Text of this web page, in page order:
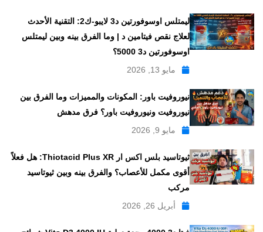
ليمتلس اوسوفورتين د3 لايبو-ك2: التقنية الأحدث
لعلاج نقص فيتامين د | وما الفرق بينه وبين ليمتلس
اوسوفورتين د3 5000؟
مايو 13, 2026
نيوروفيت باور: المكونات والمميزات وما الفرق بين
نيوروفيت ونيوروفيت باور؟ فرق مدهش
مايو 9, 2026
ثيوتاسيد بلس اكس ار Thiotacid Plus XR: هل فعلاً
أقوى مكمل للأعصاب؟ والفرق بينه وبين ثيوتاسيد
مركب
أبريل 26, 2026